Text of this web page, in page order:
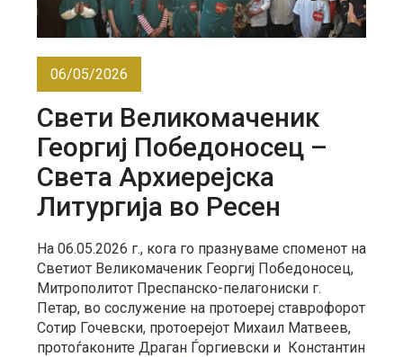
06/05/2026
Свети Великомаченик
Георгиј Победоносец –
Света Архиерејска
Литургија во Ресен
На 06.05.2026 г., кога го празнуваме споменот на
Светиот Великомаченик Георгиј Победоносец,
Митрополитот Преспанско-пелагониски г.
Петар, во сослужение на протоереј ставрофорот
Сотир Гочевски, протоерејот Михаил Матвеев,
протоѓаконите Драган Ѓоргиевски и Константин